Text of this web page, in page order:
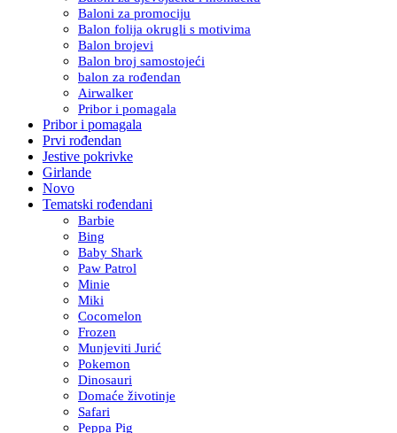
Baloni za promociju
Balon folija okrugli s motivima
Balon brojevi
Balon broj samostojeći
balon za rođendan
Airwalker
Pribor i pomagala
Pribor i pomagala
Prvi rođendan
Jestive pokrivke
Girlande
Novo
Tematski rođendani
Barbie
Bing
Baby Shark
Paw Patrol
Minie
Miki
Cocomelon
Frozen
Munjeviti Jurić
Pokemon
Dinosauri
Domaće životinje
Safari
Peppa Pig